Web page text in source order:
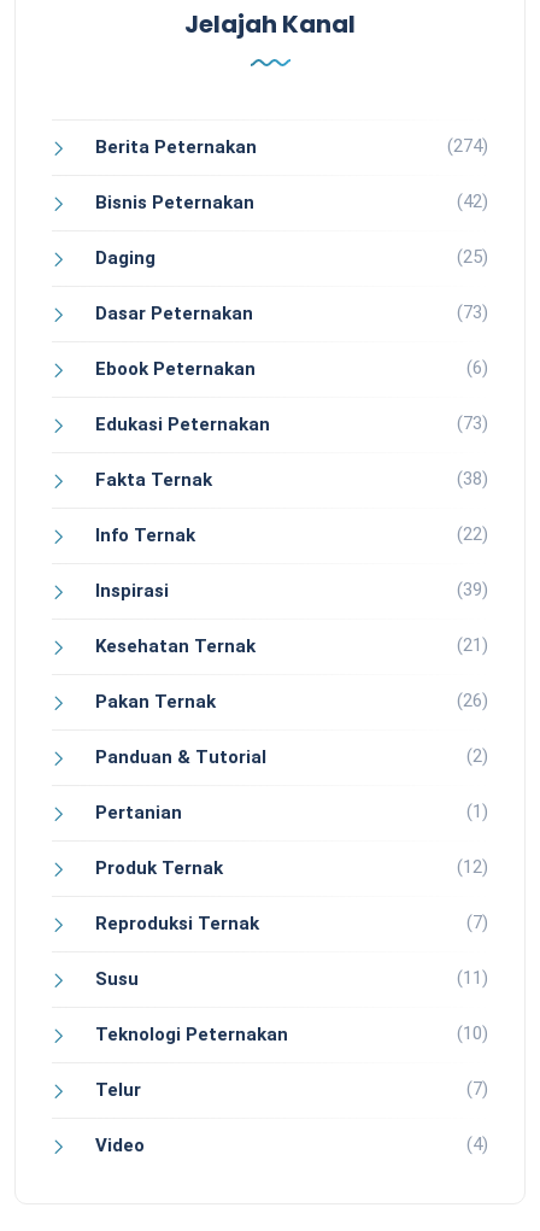
Jelajah Kanal
Berita Peternakan (274)
Bisnis Peternakan (42)
Daging (25)
Dasar Peternakan (73)
Ebook Peternakan (6)
Edukasi Peternakan (73)
Fakta Ternak (38)
Info Ternak (22)
Inspirasi (39)
Kesehatan Ternak (21)
Pakan Ternak (26)
Panduan & Tutorial (2)
Pertanian (1)
Produk Ternak (12)
Reproduksi Ternak (7)
Susu (11)
Teknologi Peternakan (10)
Telur (7)
Video (4)